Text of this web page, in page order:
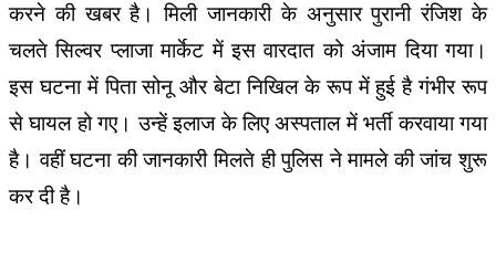
करने की खबर है। मिली जानकारी के अनुसार पुरानी रंजिश के
चलते सिल्वर प्लाजा मार्केट में इस वारदात को अंजाम दिया गया।
इस घटना में पिता सोनू और बेटा निखिल के रूप में हुई है गंभीर रूप
से घायल हो गए। उन्हें इलाज के लिए अस्पताल में भर्ती करवाया गया
है। वहीं घटना की जानकारी मिलते ही पुलिस ने मामले की जांच शुरू
कर दी है।